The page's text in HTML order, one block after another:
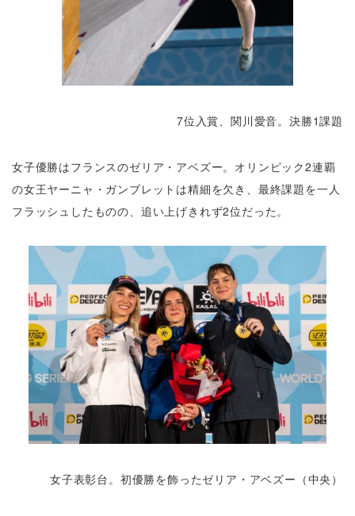
7位入賞、関川愛音。決勝1課題
女子優勝はフランスのゼリア・アベズー。オリンピック2連覇
の女王ヤーニャ・ガンブレットは精細を欠き、最終課題を一人
フラッシュしたものの、追い上げきれず2位だった。
女子表彰台。初優勝を飾ったゼリア・アベズー（中央）